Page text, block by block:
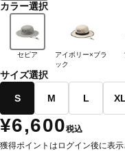
カラー選択
セピア
アイボリー×ブラ
ック
サイズ選択
S M L XL
¥6,600税込
獲得ポイントはログイン後に表示